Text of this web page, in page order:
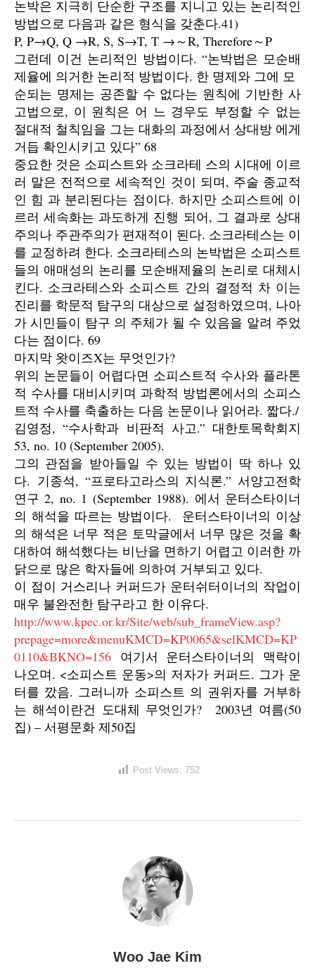
논박은 지극히 단순한 구조를 지니고 있는 논리적인
방법으로 다음과 같은 형식을 갖춘다.41)
P, P→Q, Q →R, S, S→T, T →～R, Therefore～P
그런데 이건 논리적인 방법이다. “논박법은 모순배
제율에 의거한 논리적 방법이다. 한 명제와 그에 모
순되는 명제는 공존할 수 없다는 원칙에 기반한 사
고법으로, 이 원칙은 어 느 경우도 부정할 수 없는
절대적 철칙임을 그는 대화의 과정에서 상대방 에게
거듭 확인시키고 있다” 68
중요한 것은 소피스트와 소크라테 스의 시대에 이르
러 말은 전적으로 세속적인 것이 되며, 주술 종교적
인 힘 과 분리된다는 점이다. 하지만 소피스트에 이
르러 세속화는 과도하게 진행 되어, 그 결과로 상대
주의나 주관주의가 편재적이 된다. 소크라테스는 이
를 교정하려 한다. 소크라테스의 논박법은 소피스트
들의 애매성의 논리를 모순배제율의 논리로 대체시
킨다. 소크라테스와 소피스트 간의 결정적 차 이는
진리를 학문적 탐구의 대상으로 설정하였으며, 나아
가 시민들이 탐구 의 주체가 될 수 있음을 알려 주었
다는 점이다. 69
마지막 왓이즈X는 무엇인가?
위의 논문들이 어렵다면 소피스트적 수사와 플라톤
적 수사를 대비시키며 과학적 방법론에서의 소피스
트적 수사를 축출하는 다음 논문이나 읽어라. 짧다./
김영정, “수사학과 비판적 사고.” 대한토목학회지
53, no. 10 (September 2005).
그의 관점을 받아들일 수 있는 방법이 딱 하나 있
다. 기종석, “프로타고라스의 지식론.” 서양고전학
연구 2, no. 1 (September 1988). 에서 운터스타이너
의 해석을 따르는 방법이다. 운터스타이너의 이상
의 해석은 너무 적은 토막글에서 너무 많은 것을 확
대하여 해석했다는 비난을 면하기 어렵고 이러한 까
닭으로 많은 학자들에 의하여 거부되고 있다.
이 점이 거스리나 커퍼드가 운터쉬터이너의 작업이
매우 불완전한 탐구라고 한 이유다.
http://www.kpec.or.kr/Site/web/sub_frameView.asp?
prepage=more&menuKMCD=KP0065&selKMCD=KP
0110&BKNO=156 여기서 운터스타이너의 맥락이
나오며. <소피스트 운동>의 저자가 커퍼드. 그가 운
터를 깠음. 그러니까 소피스트 의 권위자를 거부하
는 해석이란건 도대체 무엇인가? 2003년 여름(50
집) – 서평문화 제50집
Post Views: 752
Woo Jae Kim